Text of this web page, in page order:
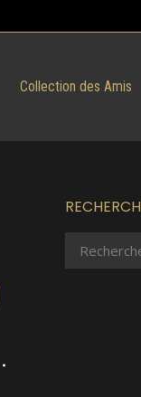
Collection des Amis